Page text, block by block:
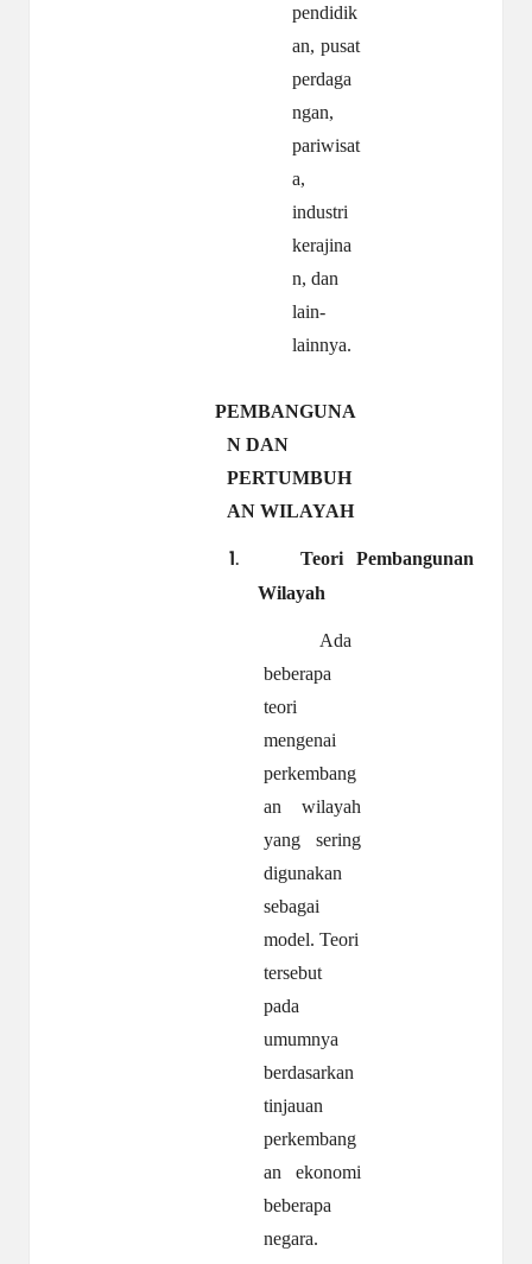
pendidik
an, pusat
perdaga
ngan,
pariwisat
a,
industri
kerajina
n, dan
lain-
lainnya.
PEMBANGUNA
N DAN
PERTUMBUH
AN WILAYAH
1.
Teori Pembangunan
Wilayah
Ada
beberapa
teori
mengenai
perkembang
an wilayah
yang
sering
digunakan
sebagai
model. Teori
tersebut
pada
umumnya
berdasarkan
tinjauan
perkembang
an ekonomi
beberapa
negara.